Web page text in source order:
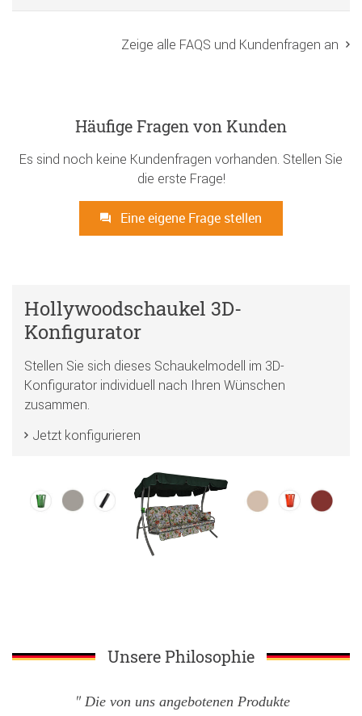
Zeige alle FAQS und Kundenfragen an
Häufige Fragen von Kunden
Es sind noch keine Kundenfragen vorhanden. Stellen Sie
die erste Frage!
Eine eigene Frage stellen
Hollywoodschaukel 3D-
Konfigurator
Stellen Sie sich dieses Schaukelmodell im 3D-
Konfigurator individuell nach Ihren Wünschen
zusammen.
Jetzt konfigurieren
Unsere Philosophie
Die von uns angebotenen Produkte